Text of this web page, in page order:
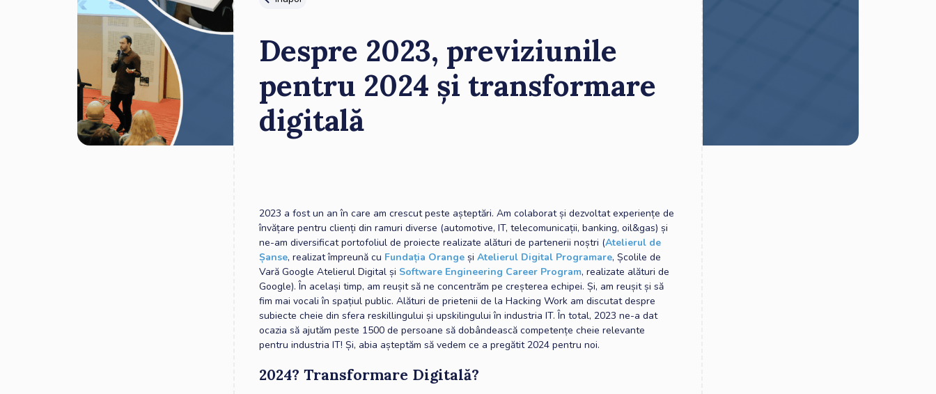
Despre 2023, previziunile
pentru 2024 și transformare
digitală
2023 a fost un an în care am crescut peste așteptări. Am colaborat și dezvoltat experiențe de
învățare pentru clienți din ramuri diverse (automotive, IT, telecomunicații, banking, oil&gas) și
ne-am diversificat portofoliul de proiecte realizate alături de partenerii noștri (Atelierul de
Șanse, realizat împreună cu Fundația Orange șiAtelierul Digital Programare, Școlile de
Vară Google Atelierul Digital și Software Engineering Career Program, realizate alături de
Google). În același timp, am reușit să ne concentrăm pe creșterea echipei. Și, am reușit și să
fim mai vocali în spațiul public. Alături de prietenii de la Hacking Work am discutat despre
subiecte cheie din sfera reskillingului și upskilingului în industria IT. În total, 2023 ne-a dat
ocazia să ajutăm peste 1500 de persoane să dobândească competențe cheie relevante
pentru industria IT! Și, abia așteptăm să vedem ce a pregătit 2024 pentru noi.
2024? Transformare Digitală?